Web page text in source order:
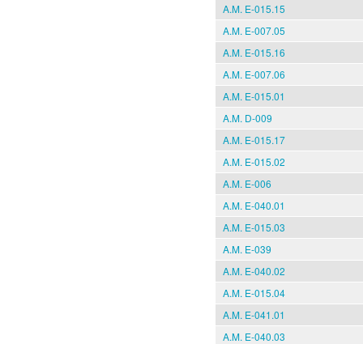
A.M. E-015.15
A.M. E-007.05
A.M. E-015.16
A.M. E-007.06
A.M. E-015.01
A.M. D-009
A.M. E-015.17
A.M. E-015.02
A.M. E-006
A.M. E-040.01
A.M. E-015.03
A.M. E-039
A.M. E-040.02
A.M. E-015.04
A.M. E-041.01
A.M. E-040.03